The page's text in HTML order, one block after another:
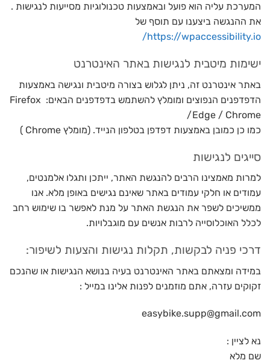
המערכת עליה הוא פועל ובאמצעות טכנולוגיות מסייעות לנגישות .
את ההנגשה ביצענו עם תוסף של
https://wpaccessibility.io/
ישימות מיטבית לנגישות באתר האינטרנט
באתר אינטרנט זה, ניתן לגלוש בצורה מיטבית ונגישה באמצעות
הדפדפנים הנפוצים ומומלץ להשתמש בדפדפנים הבאים: Firefox
/Edge / Chrome
כמו כן כמובן באמצעות דפדפן בטלפון הנייד. (מומלץ Chrome )
סייגים לנגישות
למרות מאמצינו הרבים להנגשת האתר, ייתכן ותגלו אלמנטים,
עמודים או חלקי עמודים באתר שאינם נגישים באופן מלא. אנו
ממשיכים לשפר את הנגשת האתר על מנת לאפשר בו שימוש רחב
לכלל האוכלוסייה לרבות אנשים עם מוגבלויות.
דרכי פניה לבקשות, תקלות נגישות והצעות לשיפור:
במידה ומצאתם באתר האינטרנט בעיה בנושא הנגישות או שהנכם
זקוקים עזרה, אתם מוזמנים לפנות אלינו במייל :
easybike.supp@gmail.com
נא לציין :
שם מלא